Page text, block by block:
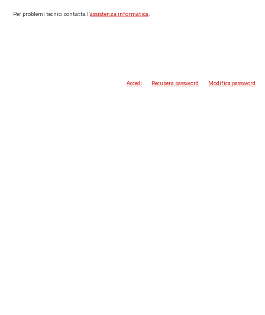
Per problemi tecnici contatta l’assistenza informatica.
Accedi Recupera password Modifica password